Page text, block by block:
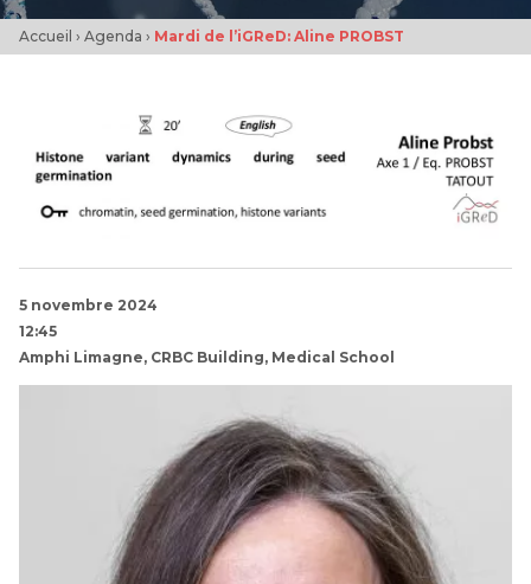
Accueil › Agenda › Mardi de l’iGReD: Aline PROBST
5 novembre 2024
12:45
Amphi Limagne, CRBC Building, Medical School